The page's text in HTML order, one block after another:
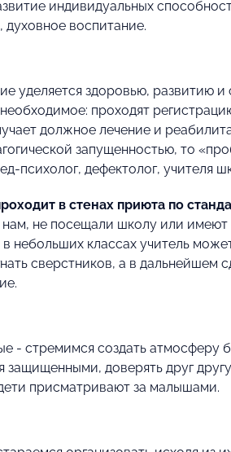
индивидуальных
духовное воспитание.
уделяется здоровью, развитию
проходят
должное лечение и
запущенностью, то
психолог, дефектолог, учителя
в стенах приюта по
нам, не посещали школу или
небольших классах учитель
сверстников, а в дальнейшем
- стремимся создать атмосферу
защищенными, доверять друг
присматривают за малышами.